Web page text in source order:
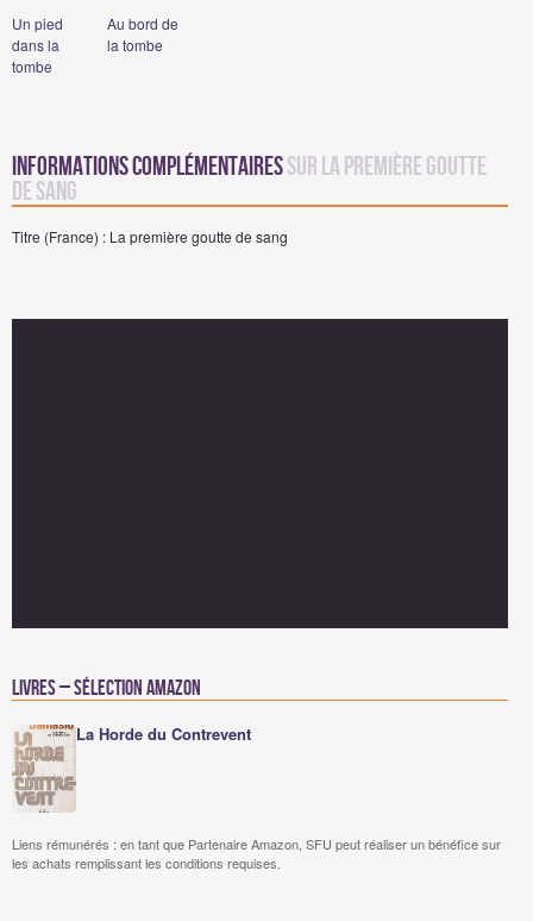
Un pied
dans la
tombe
Au bord de
la tombe
Informations complémentairessur La première goutte
de sang
Titre (France) : La première goutte de sang
Livres – Sélection Amazon
La Horde du Contrevent
Liens rémunérés : en tant que Partenaire Amazon, SFU peut réaliser un bénéfice sur
les achats remplissant les conditions requises.